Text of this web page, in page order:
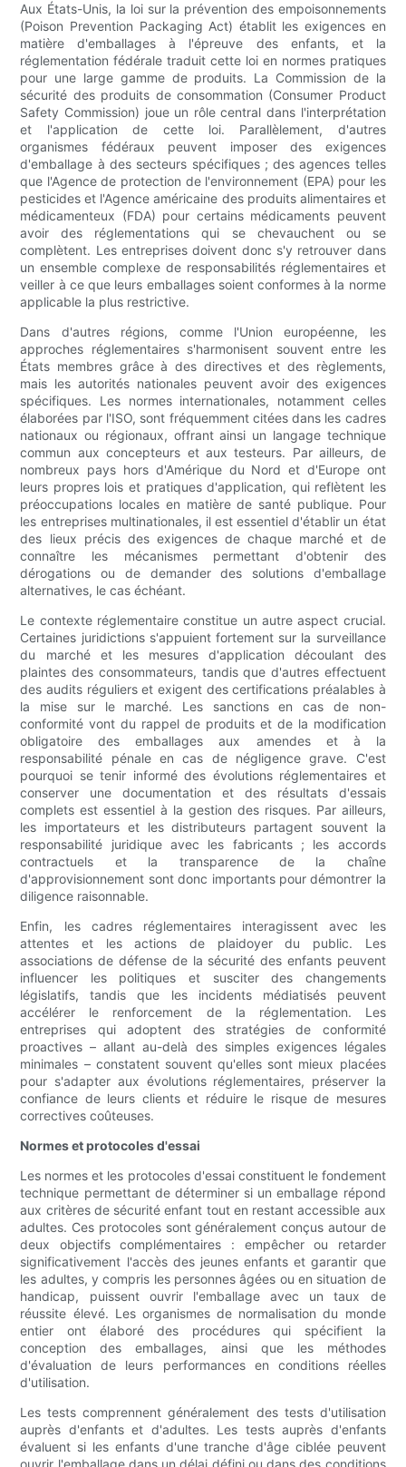
Aux États-Unis, la loi sur la prévention des empoisonnements
(Poison Prevention Packaging Act) établit les exigences en
matière d'emballages à l'épreuve des enfants, et la
réglementation fédérale traduit cette loi en normes pratiques
pour une large gamme de produits. La Commission de la
sécurité des produits de consommation (Consumer Product
Safety Commission) joue un rôle central dans l'interprétation
et l'application de cette loi. Parallèlement, d'autres
organismes fédéraux peuvent imposer des exigences
d'emballage à des secteurs spécifiques ; des agences telles
que l'Agence de protection de l'environnement (EPA) pour les
pesticides et l'Agence américaine des produits alimentaires et
médicamenteux (FDA) pour certains médicaments peuvent
avoir des réglementations qui se chevauchent ou se
complètent. Les entreprises doivent donc s'y retrouver dans
un ensemble complexe de responsabilités réglementaires et
veiller à ce que leurs emballages soient conformes à la norme
applicable la plus restrictive.
Dans d'autres régions, comme l'Union européenne, les
approches réglementaires s'harmonisent souvent entre les
États membres grâce à des directives et des règlements,
mais les autorités nationales peuvent avoir des exigences
spécifiques. Les normes internationales, notamment celles
élaborées par l'ISO, sont fréquemment citées dans les cadres
nationaux ou régionaux, offrant ainsi un langage technique
commun aux concepteurs et aux testeurs. Par ailleurs, de
nombreux pays hors d'Amérique du Nord et d'Europe ont
leurs propres lois et pratiques d'application, qui reflètent les
préoccupations locales en matière de santé publique. Pour
les entreprises multinationales, il est essentiel d'établir un état
des lieux précis des exigences de chaque marché et de
connaître les mécanismes permettant d'obtenir des
dérogations ou de demander des solutions d'emballage
alternatives, le cas échéant.
Le contexte réglementaire constitue un autre aspect crucial.
Certaines juridictions s'appuient fortement sur la surveillance
du marché et les mesures d'application découlant des
plaintes des consommateurs, tandis que d'autres effectuent
des audits réguliers et exigent des certifications préalables à
la mise sur le marché. Les sanctions en cas de non-
conformité vont du rappel de produits et de la modification
obligatoire des emballages aux amendes et à la
responsabilité pénale en cas de négligence grave. C'est
pourquoi se tenir informé des évolutions réglementaires et
conserver une documentation et des résultats d'essais
complets est essentiel à la gestion des risques. Par ailleurs,
les importateurs et les distributeurs partagent souvent la
responsabilité juridique avec les fabricants ; les accords
contractuels et la transparence de la chaîne
d'approvisionnement sont donc importants pour démontrer la
diligence raisonnable.
Enfin, les cadres réglementaires interagissent avec les
attentes et les actions de plaidoyer du public. Les
associations de défense de la sécurité des enfants peuvent
influencer les politiques et susciter des changements
législatifs, tandis que les incidents médiatisés peuvent
accélérer le renforcement de la réglementation. Les
entreprises qui adoptent des stratégies de conformité
proactives – allant au-delà des simples exigences légales
minimales – constatent souvent qu'elles sont mieux placées
pour s'adapter aux évolutions réglementaires, préserver la
confiance de leurs clients et réduire le risque de mesures
correctives coûteuses.
Normes et protocoles d'essai
Les normes et les protocoles d'essai constituent le fondement
technique permettant de déterminer si un emballage répond
aux critères de sécurité enfant tout en restant accessible aux
adultes. Ces protocoles sont généralement conçus autour de
deux objectifs complémentaires : empêcher ou retarder
significativement l'accès des jeunes enfants et garantir que
les adultes, y compris les personnes âgées ou en situation de
handicap, puissent ouvrir l'emballage avec un taux de
réussite élevé. Les organismes de normalisation du monde
entier ont élaboré des procédures qui spécifient la
conception des emballages, ainsi que les méthodes
d'évaluation de leurs performances en conditions réelles
d'utilisation.
Les tests comprennent généralement des tests d'utilisation
auprès d'enfants et d'adultes. Les tests auprès d'enfants
évaluent si les enfants d'une tranche d'âge ciblée peuvent